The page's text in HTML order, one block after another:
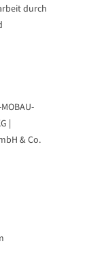
durch
|
& Co.